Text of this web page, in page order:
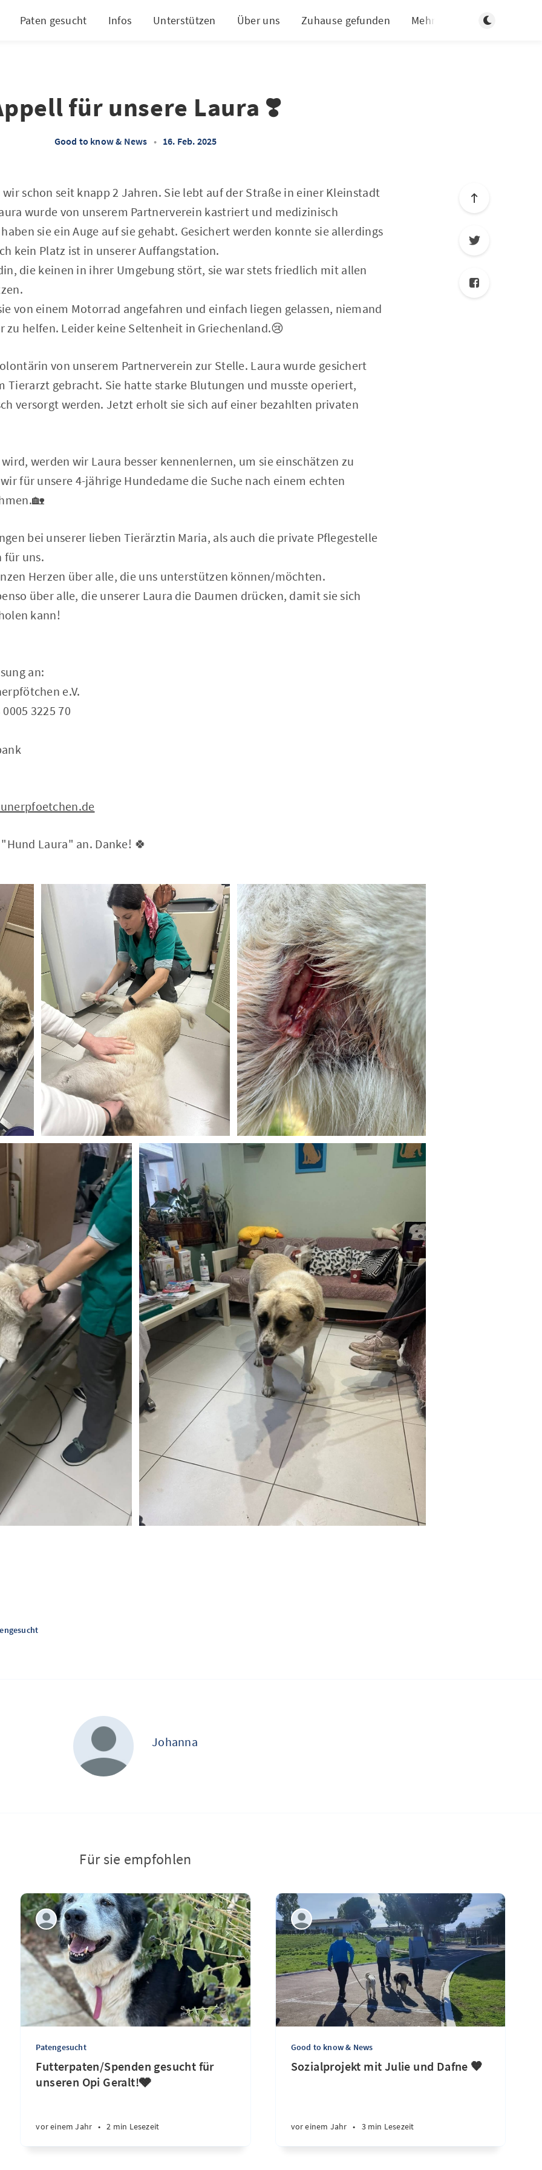
Paten gesucht Infos Unterstützen Über uns Zuhause gefunden Mehr Dunklen
für unsere Laura ❣️
Good to know & News • 16. Feb. 2025
schon seit knapp 2 Jahren. Sie lebt auf der Straße in einer Kleinstadt
wurde von unserem Partnerverein kastriert und medizinisch
sie ein Auge auf sie gehabt. Gesichert werden konnte sie allerdings
kein Platz ist in unserer Auffangstation.
die keinen in ihrer Umgebung stört, sie war stets friedlich mit allen
von einem Motorrad angefahren und einfach liegen gelassen, niemand
helfen. Leider keine Seltenheit in Griechenland.😢
von unserem Partnerverein zur Stelle. Laura wurde gesichert
Tierarzt gebracht. Sie hatte starke Blutungen und musste operiert,
versorgt werden. Jetzt erholt sie sich auf einer bezahlten privaten
werden wir Laura besser kennenlernen, um sie einschätzen zu
für unsere 4-jährige Hundedame die Suche nach einem echten
bei unserer lieben Tierärztin Maria, als auch die private Pflegestelle
für uns.
Herzen über alle, die uns unterstützen können/möchten.
über alle, die unserer Laura die Daumen drücken, damit sie sich
kann!
an:
e.V.
3225 70
Laura" an. Danke! 🍀
Johanna
Für sie empfohlen
Patengesucht
Futterpaten/Spenden gesucht für
unseren Opi Geralt!🩶
vor einem Jahr • 2 min Lesezeit
Good to know & News
Sozialprojekt mit Julie und Dafne 🧡
vor einem Jahr • 3 min Lesezeit